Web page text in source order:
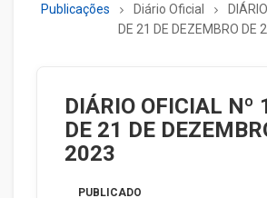
Publicações Diário Oficial
DE 21 DE DEZEMBRO DE
DIÁRIO OFICIAL Nº
DE 21 DE
2023
PUBLICADO